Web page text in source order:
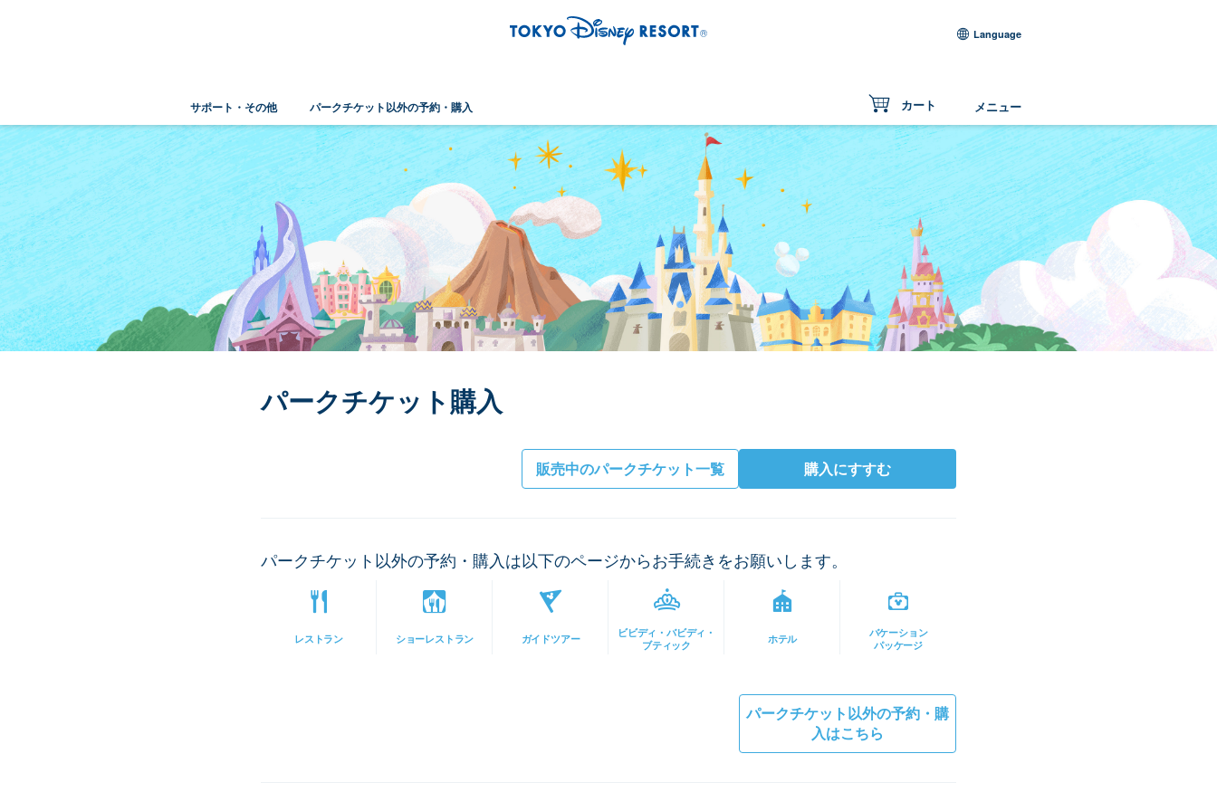
Language
カート メニュー
サポート・その他 パークチケット以外の予約・購入
パークチケット購入
購入にすすむ
販売中のパークチケット一覧
パークチケット以外の予約・購入は以下のページからお手続きをお願いします。
レストラン ショーレストラン ガイドツアー
ビビディ・バビディ・
ブティック
ホテル
バケーション
パッケージ
パークチケット以外の予約・購
入はこちら